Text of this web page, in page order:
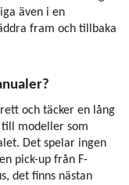
även i en
fram och tillbaka
och täcker en lång
modeller som
Det spelar ingen
pick-up från F-
det finns nästan